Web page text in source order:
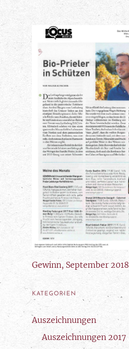
Gewinn, September 2018
KATEGORIEN
Auszeichnungen
Auszeichnungen 2017